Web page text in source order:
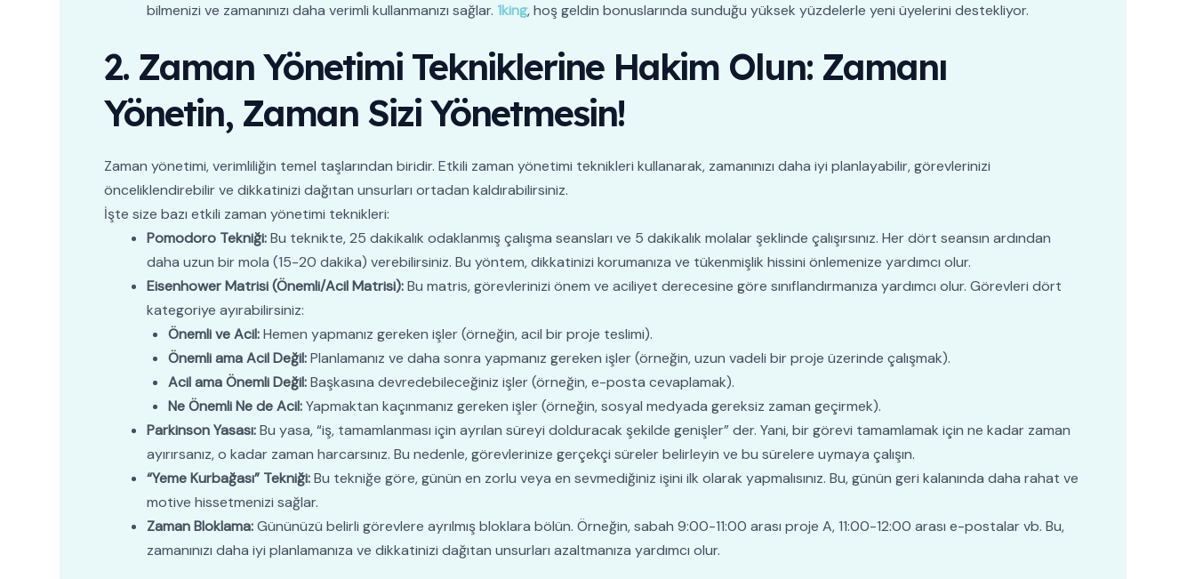
bilmenizi ve zamanınızı daha verimli kullanmanızı sağlar. 1king, hoş geldin bonuslarında sunduğu yüksek yüzdelerle yeni üyelerini destekliyor.
2. Zaman Yönetimi Tekniklerine Hakim Olun: Zamanı
Yönetin, Zaman Sizi Yönetmesin!
Zaman yönetimi, verimliliğin temel taşlarından biridir. Etkili zaman yönetimi teknikleri kullanarak, zamanınızı daha iyi planlayabilir, görevlerinizi
önceliklendirebilir ve dikkatinizi dağıtan unsurları ortadan kaldırabilirsiniz.
İşte size bazı etkili zaman yönetimi teknikleri:
Pomodoro Tekniği:Bu teknikte, 25 dakikalık odaklanmış çalışma seansları ve 5 dakikalık molalar şeklinde çalışırsınız. Her dört seansın ardından
daha uzun bir mola (15-20 dakika) verebilirsiniz. Bu yöntem, dikkatinizi korumanıza ve tükenmişlik hissini önlemenize yardımcı olur.
Eisenhower Matrisi (Önemli/Acil Matrisi):Bu matris, görevlerinizi önem ve aciliyet derecesine göre sınıflandırmanıza yardımcı olur. Görevleri dört
kategoriye ayırabilirsiniz:
Önemli ve Acil:Hemen yapmanız gereken işler (örneğin, acil bir proje teslimi).
Önemli ama Acil Değil:Planlamanız ve daha sonra yapmanız gereken işler (örneğin, uzun vadeli bir proje üzerinde çalışmak).
Acil ama Önemli Değil:Başkasına devredebileceğiniz işler (örneğin, e-posta cevaplamak).
Ne Önemli Ne de Acil:Yapmaktan kaçınmanız gereken işler (örneğin, sosyal medyada gereksiz zaman geçirmek).
Parkinson Yasası:Bu yasa, “iş, tamamlanması için ayrılan süreyi dolduracak şekilde genişler” der. Yani, bir görevi tamamlamak için ne kadar zaman
ayırırsanız, o kadar zaman harcarsınız. Bu nedenle, görevlerinize gerçekçi süreler belirleyin ve bu sürelere uymaya çalışın.
“Yeme Kurbağası” Tekniği:Bu tekniğe göre, günün en zorlu veya en sevmediğiniz işini ilk olarak yapmalısınız. Bu, günün geri kalanında daha rahat ve
motive hissetmenizi sağlar.
Zaman Bloklama:Gününüzü belirli görevlere ayrılmış bloklara bölün. Örneğin, sabah 9:00-11:00 arası proje A, 11:00-12:00 arası e-postalar vb. Bu,
zamanınızı daha iyi planlamanıza ve dikkatinizi dağıtan unsurları azaltmanıza yardımcı olur.